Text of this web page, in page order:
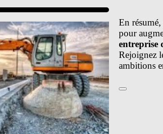
soit pour la construction de routes,
ou les travaux de génie civil, vous
et le savoir-faire du groupe
avec succès.
En
pour
entreprise
Rejoignez
ambitions